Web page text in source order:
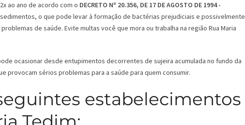
ao ano de acordo com o DECRETO Nº 20.356, DE 17 DE AGOSTO DE 1994 -
o que pode levar à formação de bactérias prejudiciais e possivelmente
de saúde. Evite multas você que mora ou trabalha na região Rua Maria
ocasionar desde entupimentos decorrentes de sujeira acumulada no fundo da
provocam sérios problemas para a saúde para quem consumir.
estabelecimentos